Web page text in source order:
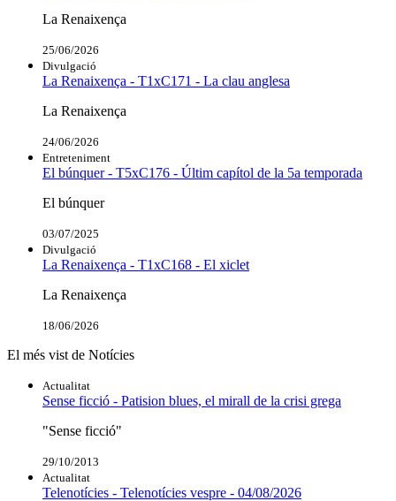
La Renaixença
25/06/2026
Divulgació
La Renaixença - T1xC171 - La clau anglesa
La Renaixença
24/06/2026
Entreteniment
El búnquer - T5xC176 - Últim capítol de la 5a temporada
El búnquer
03/07/2025
Divulgació
La Renaixença - T1xC168 - El xiclet
La Renaixença
18/06/2026
El més vist de Notícies
Actualitat
Sense ficció - Patision blues, el mirall de la crisi grega
"Sense ficció"
29/10/2013
Actualitat
Telenotícies - Telenotícies vespre - 04/08/2026